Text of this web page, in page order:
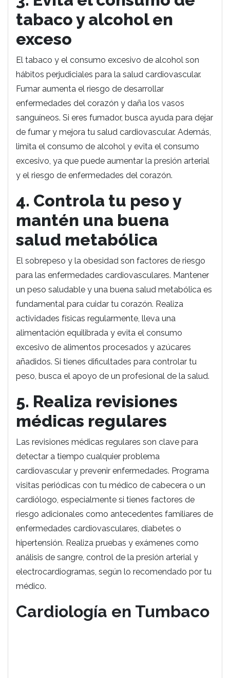
tabaco y alcohol en
exceso
El tabaco y el consumo excesivo de alcohol son
hábitos perjudiciales para la salud cardiovascular.
Fumar aumenta el riesgo de desarrollar
enfermedades del corazón y daña los vasos
sanguíneos. Si eres fumador, busca ayuda para dejar
de fumar y mejora tu salud cardiovascular. Además,
limita el consumo de alcohol y evita el consumo
excesivo, ya que puede aumentar la presión arterial
y el riesgo de enfermedades del corazón.
4. Controla tu peso y
mantén una buena
salud metabólica
El sobrepeso y la obesidad son factores de riesgo
para las enfermedades cardiovasculares. Mantener
un peso saludable y una buena salud metabólica es
fundamental para cuidar tu corazón. Realiza
actividades físicas regularmente, lleva una
alimentación equilibrada y evita el consumo
excesivo de alimentos procesados y azúcares
añadidos. Si tienes dificultades para controlar tu
peso, busca el apoyo de un profesional de la salud.
5. Realiza revisiones
médicas regulares
Las revisiones médicas regulares son clave para
detectar a tiempo cualquier problema
cardiovascular y prevenir enfermedades. Programa
visitas periódicas con tu médico de cabecera o un
cardiólogo, especialmente si tienes factores de
riesgo adicionales como antecedentes familiares de
enfermedades cardiovasculares, diabetes o
hipertensión. Realiza pruebas y exámenes como
análisis de sangre, control de la presión arterial y
electrocardiogramas, según lo recomendado por tu
médico.
Cardiología en Tumbaco